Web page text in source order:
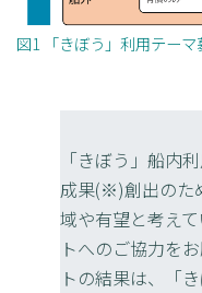
図1 「きぼう」利用テーマ
「きぼう」船内
成果(※)創出のた
域や有望と考え
トへのご協力を
トの結果は、「